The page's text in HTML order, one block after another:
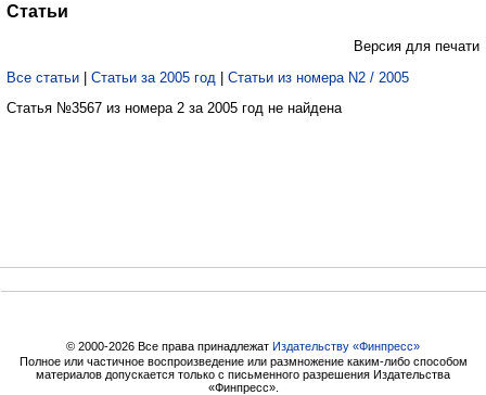
Статьи
Версия для печати
Все статьи | Статьи за 2005 год | Статьи из номера N2 / 2005
Статья №3567 из номера 2 за 2005 год не найдена
© 2000-2026 Все права принадлежат Издательству «Финпресс»
Полное или частичное воспроизведение или размножение каким-либо способом
материалов допускается только с письменного разрешения Издательства
«Финпресс».